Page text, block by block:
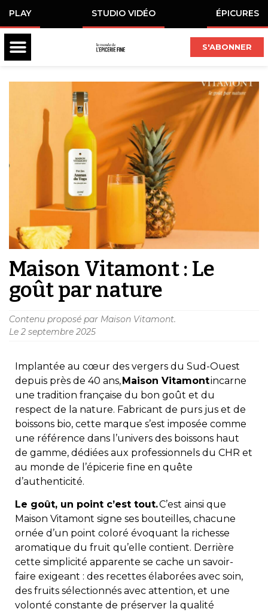
PLAY STUDIO VIDÉO ÉPICURES
S'ABONNER
Maison Vitamont : Le
goût par nature
Contenu proposé par Maison Vitamont.
Le 2 septembre 2025
Implantée au cœur des vergers du Sud-Ouest
depuis près de 40 ans,Maison Vitamontincarne
une tradition française du bon goût et du
respect de la nature. Fabricant de purs jus et de
boissons bio, cette marque s’est imposée comme
une référence dans l’univers des boissons haut
de gamme, dédiées aux professionnels du CHR et
au monde de l’épicerie fine en quête
d’authenticité.
Le goût, un point c’est tout.C’est ainsi que
Maison Vitamont signe ses bouteilles, chacune
ornée d’un point coloré évoquant la richesse
aromatique du fruit qu’elle contient. Derrière
cette simplicité apparente se cache un savoir-
faire exigeant : des recettes élaborées avec soin,
des fruits sélectionnés avec attention, et une
volonté constante de préserver la qualité